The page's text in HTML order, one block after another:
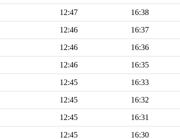
12:47 16:38
12:46 16:37
12:46 16:36
12:46 16:35
12:45 16:33
12:45 16:32
12:45 16:31
12:45 16:30